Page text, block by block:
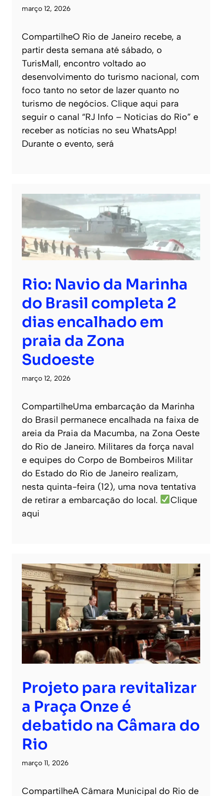
março 12, 2026
CompartilheO Rio de Janeiro recebe, a
partir desta semana até sábado, o
TurisMall, encontro voltado ao
desenvolvimento do turismo nacional, com
foco tanto no setor de lazer quanto no
turismo de negócios. Clique aqui para
seguir o canal “RJ Info – Noticias do Rio” e
receber as notícias no seu WhatsApp!
Durante o evento, será
Rio: Navio da Marinha
do Brasil completa 2
dias encalhado em
praia da Zona
Sudoeste
março 12, 2026
CompartilheUma embarcação da Marinha
do Brasil permanece encalhada na faixa de
areia da Praia da Macumba, na Zona Oeste
do Rio de Janeiro. Militares da força naval
e equipes do Corpo de Bombeiros Militar
do Estado do Rio de Janeiro realizam,
nesta quinta-feira (12), uma nova tentativa
de retirar a embarcação do local.
Clique
aqui
Projeto para revitalizar
a Praça Onze é
debatido na Câmara do
Rio
março 11, 2026
CompartilheA Câmara Municipal do Rio de